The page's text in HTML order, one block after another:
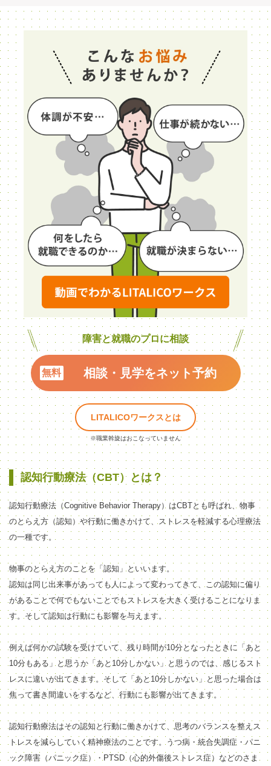
障害と就職のプロに相談
相談・見学をネット予約
LITALICOワークスとは
※職業斡旋はおこなっていません
認知行動療法（CBT）とは？
認知行動療法（Cognitive Behavior Therapy）はCBTとも呼ばれ、物事
のとらえ方（認知）や行動に働きかけて、ストレスを軽減する心理療法
の一種です。
物事のとらえ方のことを「認知」といいます。
認知は同じ出来事があっても人によって変わってきて、この認知に偏り
があることで何でもないことでもストレスを大きく受けることになりま
す。そして認知は行動にも影響を与えます。
例えば何かの試験を受けていて、残り時間が10分となったときに「あと
10分もある」と思うか「あと10分しかない」と思うのでは、感じるスト
レスに違いが出てきます。そして「あと10分しかない」と思った場合は
焦って書き間違いをするなど、行動にも影響が出てきます。
認知行動療法はその認知と行動に働きかけて、思考のバランスを整えス
トレスを減らしていく精神療法のことです。うつ病・統合失調症・パニ
ック障害（パニック症）・PTSD（心的外傷後ストレス症）などのさま